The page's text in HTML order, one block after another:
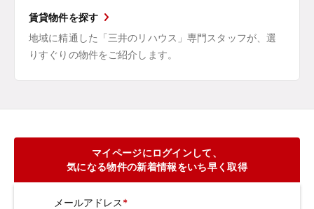
賃貸物件を探す
地域に精通した「三井のリハウス」専門スタッフが、選
りすぐりの物件をご紹介します。
マイページにログインして、
気になる物件の新着情報をいち早く取得
メールアドレス